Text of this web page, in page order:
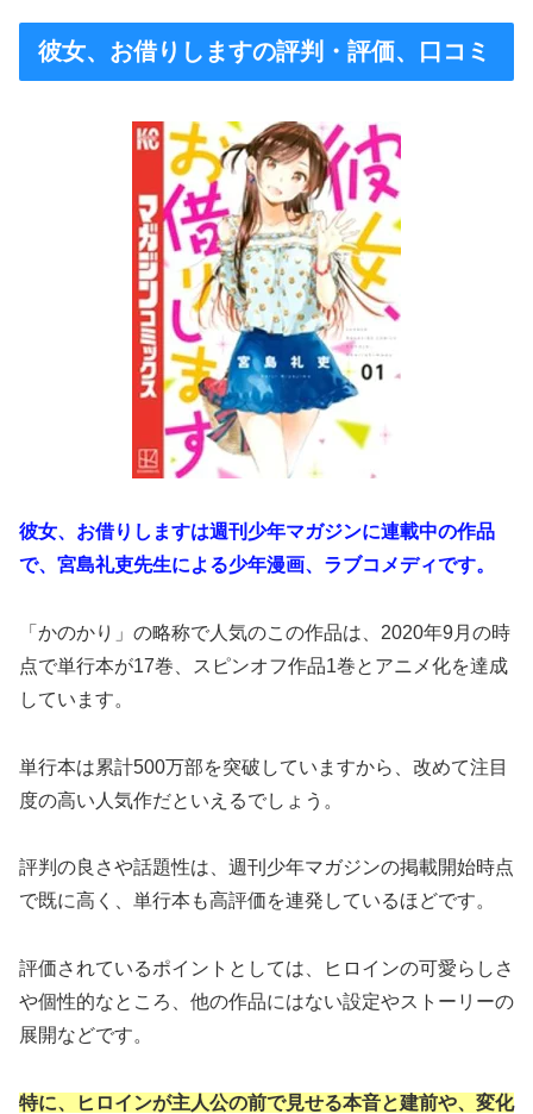
彼女、お借りしますの評判・評価、口コミ
彼女、お借りしますは週刊少年マガジンに連載中の作品
で、宮島礼吏先生による少年漫画、ラブコメディです。
「かのかり」の略称で人気のこの作品は、2020年9月の時
点で単行本が17巻、スピンオフ作品1巻とアニメ化を達成
しています。
単行本は累計500万部を突破していますから、改めて注目
度の高い人気作だといえるでしょう。
評判の良さや話題性は、週刊少年マガジンの掲載開始時点
で既に高く、単行本も高評価を連発しているほどです。
評価されているポイントとしては、ヒロインの可愛らしさ
や個性的なところ、他の作品にはない設定やストーリーの
展開などです。
特に、ヒロインが主人公の前で見せる本音と建前や、変化